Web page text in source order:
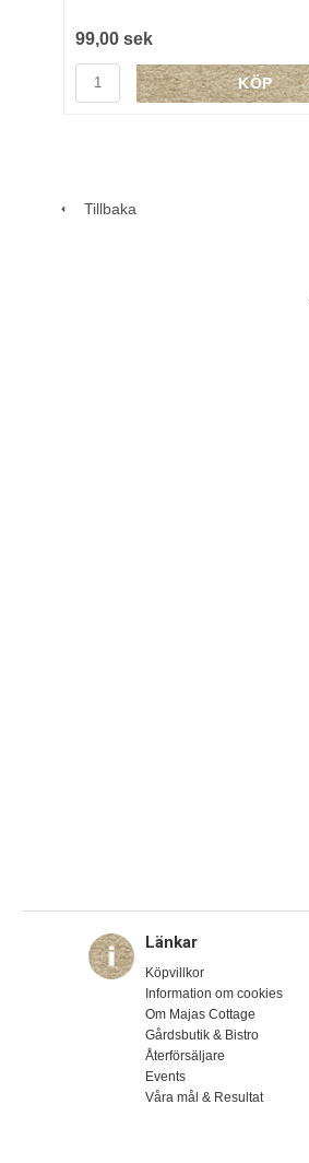
99,00 sek
KÖP
Tillbaka
Länkar
Köpvillkor
Information om cookies
Om Majas Cottage
Gårdsbutik & Bistro
Återförsäljare
Events
Våra mål & Resultat